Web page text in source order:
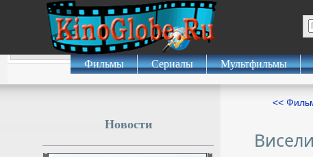
Фильмы Сериалы Мультфильмы
<<
Новости